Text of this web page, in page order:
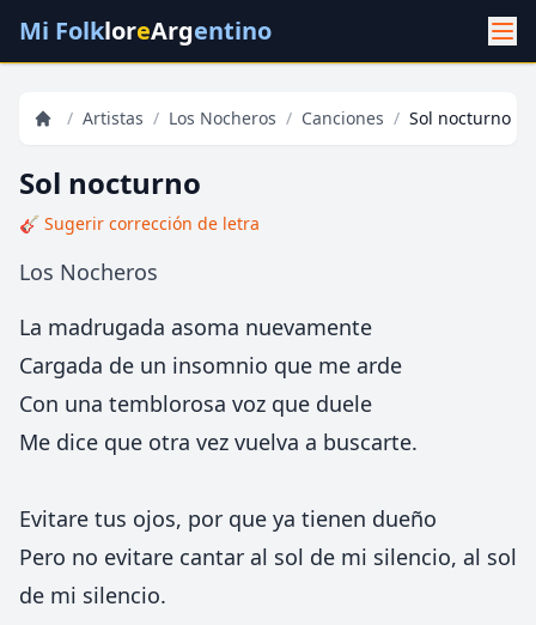
Mi FolkloreArgentino
/ Artistas / Los Nocheros / Canciones / Sol nocturno
Sol nocturno
🎸 Sugerir corrección de letra
Los Nocheros
La madrugada asoma nuevamente
Cargada de un insomnio que me arde
Con una temblorosa voz que duele
Me dice que otra vez vuelva a buscarte.
Evitare tus ojos, por que ya tienen dueño
Pero no evitare cantar al sol de mi silencio, al sol
de mi silencio.